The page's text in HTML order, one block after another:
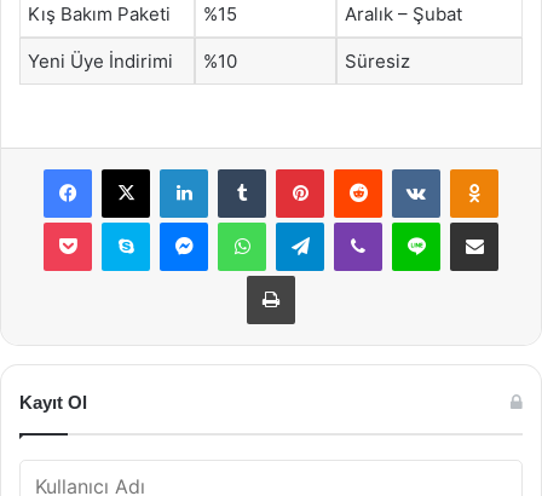
Kış Bakım Paketi %15 Aralık – Şubat
Yeni Üye İndirimi %10 Süresiz
Facebook
X LinkedInTumblr PinterestReddit VKontakte
Pocket Skype MessengerWhatsAppTelegramViber Line E-Posta ile
Yazdır
Kayıt Ol